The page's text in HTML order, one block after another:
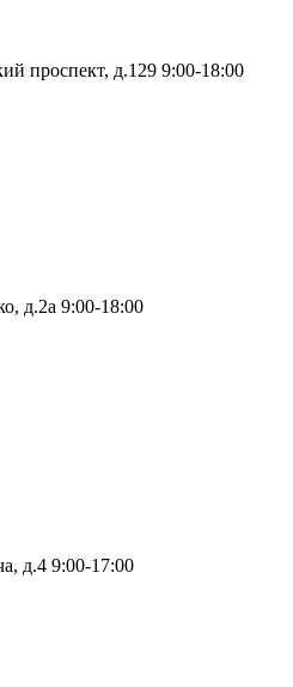
проспект, д.129 9:00-18:00
д.2а 9:00-18:00
д.4 9:00-17:00